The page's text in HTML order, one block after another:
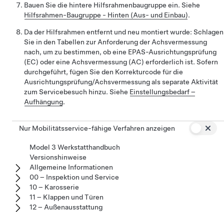
Bauen Sie die hintere Hilfsrahmenbaugruppe ein. Siehe
Hilfsrahmen-Baugruppe - Hinten (Aus- und Einbau).
Da der Hilfsrahmen entfernt und neu montiert wurde: Schlagen
Sie in den Tabellen zur Anforderung der Achsvermessung
nach, um zu bestimmen, ob eine EPAS-Ausrichtungsprüfung
(EC) oder eine Achsvermessung (AC) erforderlich ist. Sofern
durchgeführt, fügen Sie den Korrekturcode für die
Ausrichtungsprüfung/Achsvermessung als separate Aktivität
zum Servicebesuch hinzu. Siehe Einstellungsbedarf –
Aufhängung.
Nur Mobilitätsservice-fähige Verfahren anzeigen
Model 3 Werkstatthandbuch
Versionshinweise
Allgemeine Informationen
00 – Inspektion und Service
10 – Karosserie
11 – Klappen und Türen
12 – Außenausstattung